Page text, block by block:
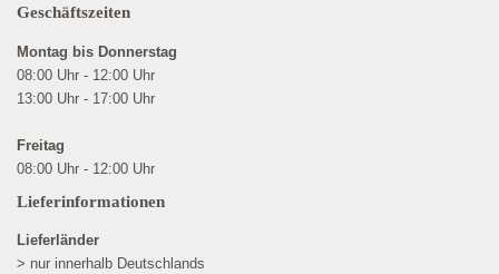
Geschäftszeiten
Montag bis Donnerstag
08:00 Uhr - 12:00 Uhr
13:00 Uhr - 17:00 Uhr
Freitag
08:00 Uhr - 12:00 Uhr
Lieferinformationen
Lieferländer
> nur innerhalb Deutschlands